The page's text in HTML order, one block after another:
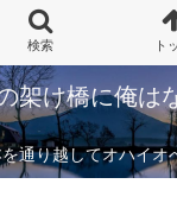
架け橋に俺は
通り越してオハイ